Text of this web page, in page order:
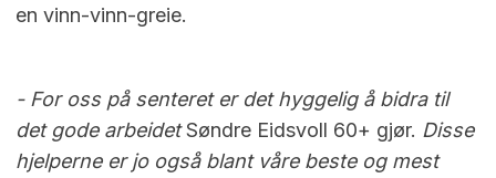
en vinn-vinn-greie.
- For oss på senteret er det hyggelig å bidra til
det gode arbeidetSøndre Eidsvoll 60+ gjør. Disse
hjelperne er jo også blant våre beste og mest